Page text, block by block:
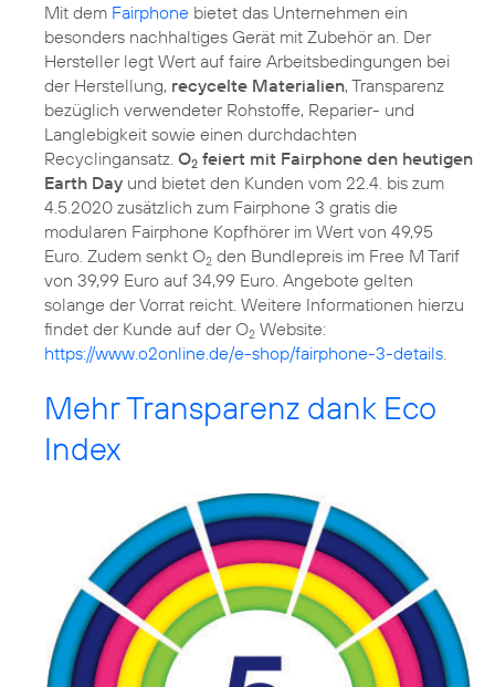
Mit dem Fairphone bietet das Unternehmen ein
besonders nachhaltiges Gerät mit Zubehör an. Der
Hersteller legt Wert auf faire Arbeitsbedingungen bei
der Herstellung, recycelte Materialien, Transparenz
bezüglich verwendeter Rohstoffe, Reparier- und
Langlebigkeit sowie einen durchdachten
Recyclingansatz. O2 feiert mit Fairphone den heutigen
Earth Day und bietet den Kunden vom 22.4. bis zum
4.5.2020 zusätzlich zum Fairphone 3 gratis die
modularen Fairphone Kopfhörer im Wert von 49,95
Euro. Zudem senkt O2 den Bundlepreis im Free M Tarif
von 39,99 Euro auf 34,99 Euro. Angebote gelten
solange der Vorrat reicht. Weitere Informationen hierzu
findet der Kunde auf der O2 Website:
https://www.o2online.de/e-shop/fairphone-3-details.
Mehr Transparenz dank Eco
Index